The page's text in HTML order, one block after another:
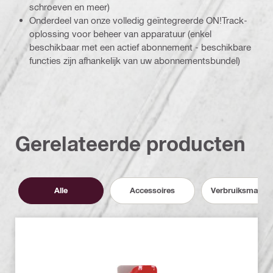
schroeven en meer)
Onderdeel van onze volledig geïntegreerde ON!Track-
oplossing voor beheer van apparatuur (enkel
beschikbaar met een actief abonnement - beschikbare
functies zijn afhankelijk van uw abonnementsbundel)
Gerelateerde producten
Alle Accessoires